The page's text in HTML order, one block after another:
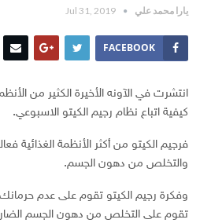
يارا محمد علي Jul 31, 2019
FACEBOOK
انتشرت في الآونه الأخيرة الكثير من
كيفية اتباع نظام رجيم الكيتو الاسبوعي.
فرجيم الكيتو من أكثر الأنظمة الغذائية
والتخلص من دهون الجسم.
وفكرة رجيم الكيتو تقوم على عدم
تقوم على التخلص من دهون الجسم